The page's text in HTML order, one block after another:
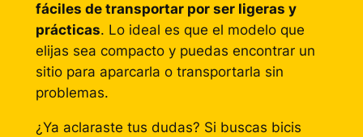
fáciles de transportar por ser ligeras y
prácticas. Lo ideal es que el modelo que
elijas sea compacto y puedas encontrar un
sitio para aparcarla o transportarla sin
problemas.
¿Ya aclaraste tus dudas? Si buscas bicis